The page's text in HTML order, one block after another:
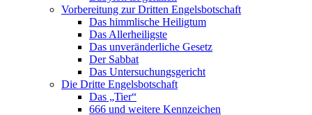
Vorbereitung zur Dritten Engelsbotschaft
Das himmlische Heiligtum
Das Allerheiligste
Das unveränderliche Gesetz
Der Sabbat
Das Untersuchungsgericht
Die Dritte Engelsbotschaft
Das „Tier“
666 und weitere Kennzeichen